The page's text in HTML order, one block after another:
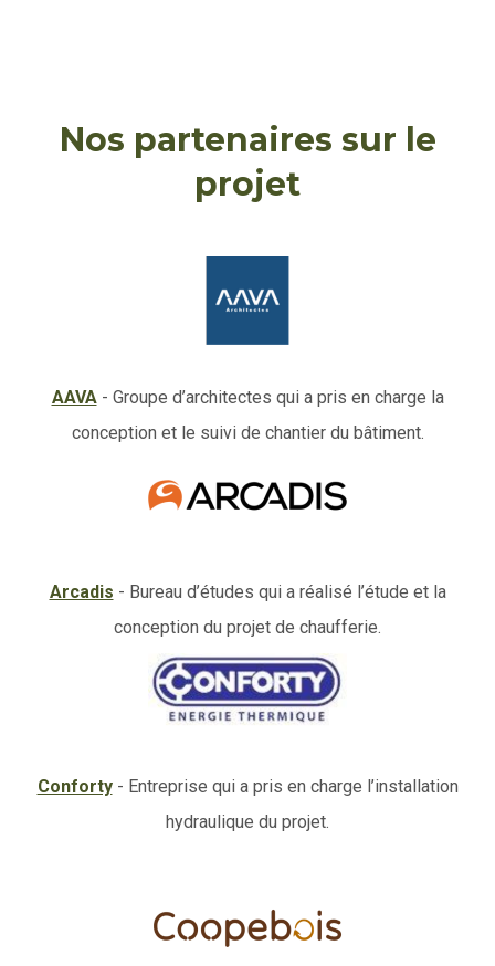
Nos partenaires sur le
projet
AAVA- Groupe d’architectes qui a pris en charge la
conception et le suivi de chantier du bâtiment.
Arcadis - Bureau d’études qui a réalisé l’étude et la
conception du projet de chaufferie.
Conforty- Entreprise qui a pris en charge l’installation
hydraulique du projet.